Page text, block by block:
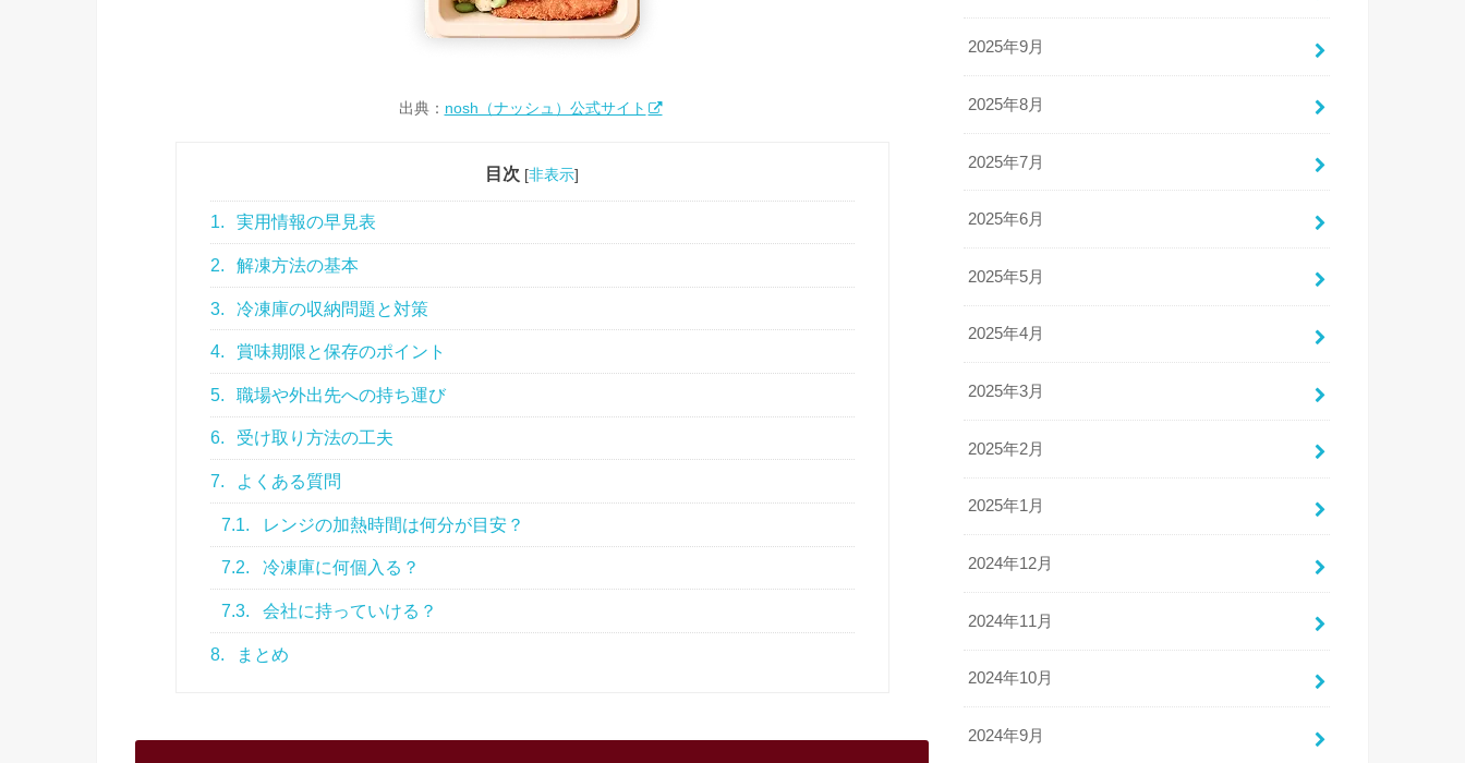
出典： nosh（ナッシュ）公式サイト
目次 [非表示]
1. 実用情報の早見表
2. 解凍方法の基本
3. 冷凍庫の収納問題と対策
4. 賞味期限と保存のポイント
5. 職場や外出先への持ち運び
6. 受け取り方法の工夫
7. よくある質問
7.1. レンジの加熱時間は何分が目安？
7.2. 冷凍庫に何個入る？
7.3. 会社に持っていける？
8. まとめ
2025年9月
2025年8月
2025年7月
2025年6月
2025年5月
2025年4月
2025年3月
2025年2月
2025年1月
2024年12月
2024年11月
2024年10月
2024年9月